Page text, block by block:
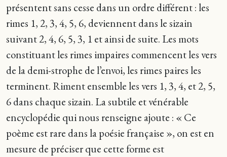
présentent sans cesse dans un ordre différent : les
rimes 1, 2, 3, 4, 5, 6, deviennent dans le sizain
suivant 2, 4, 6, 5, 3, 1 et ainsi de suite. Les mots
constituant les rimes impaires commencent les vers
de la demi-strophe de l’envoi, les rimes paires les
terminent. Riment ensemble les vers 1, 3, 4, et 2, 5,
6 dans chaque sizain. La subtile et vénérable
encyclopédie qui nous renseigne ajoute : « Ce
poème est rare dans la poésie française », on est en
mesure de préciser que cette forme est